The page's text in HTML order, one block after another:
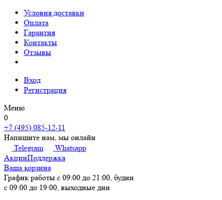
Условия доставки
Оплата
Гарантия
Контакты
Отзывы
Вход
Регистрация
Меню
0
+7 (495) 085-12-11
Напишите нам, мы онлайн
Telegram
Whatsapp
АкцииПоддержка
Ваша корзина
График работы с 09:00 до 21:00, будни
с 09:00 до 19:00, выходные дни